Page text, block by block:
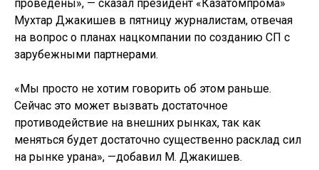
проведены», — сказал президент «Казатомпрома»
Мухтар Джакишев в пятницу журналистам, отвечая
на вопрос о планах нацкомпании по созданию СП с
зарубежными партнерами.
«Мы просто не хотим говорить об этом раньше.
Сейчас это может вызвать достаточное
противодействие на внешних рынках, так как
меняться будет достаточно существенно расклад сил
на рынке урана», —добавил М. Джакишев.